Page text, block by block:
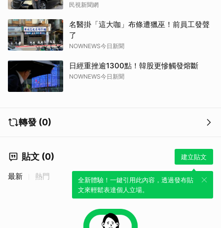
民視新聞網
名醫掛「這大咖」布條遭獵巫！前員工發聲
了
NOWNEWS今日新聞
日經重挫逾1300點！韓股更慘觸發熔斷
NOWNEWS今日新聞
轉發 (0)
貼文 (0) 建立貼文
全新體驗！一鍵引用此內容，透過發布貼
文來輕鬆表達個人立場。
最新 熱門